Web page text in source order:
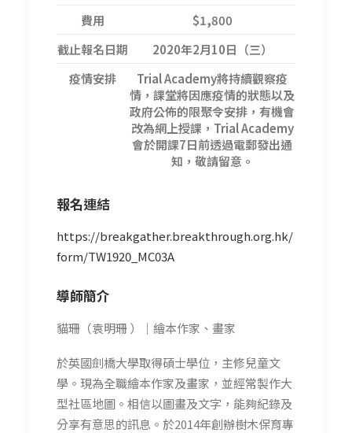
費用
$1,800
截止報名日期
2020年2月10日（三）
疫情安排
Trial Academy將持續觀察疫
情，課堂將因應疫情的狀態以及
政府公佈的限聚令安排，有機會
改為網上授課，Trial Academy
會於開課7日前透過電郵發出通
知，敬請留意。
報名連結
https://breakgather.breakthrough.org.hk/
form/TW1920_MC03A
導師簡介
貓珊（袁明珊 ）｜繪本作家、畫家
於英國劍橋大學取得碩士學位，主修兒童文
學。現為全職繪本作家及畫家，並經常製作大
型社區地圖。相信以圖畫及文字，能夠紀錄及
分享有意思的訊息。於2014年創辦樹木保育專